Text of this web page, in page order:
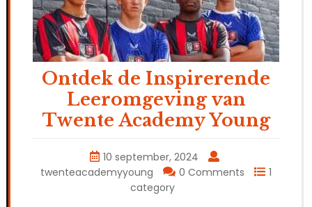
Ontdek de Inspirerende
Leeromgeving van
Twente Academy Young
10 september, 2024
twenteacademyyoung
0 Comments
1
category